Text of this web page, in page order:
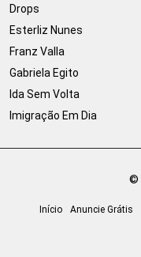
Drops
Esterliz Nunes
Franz Valla
Gabriela Egito
Ida Sem Volta
Imigração Em Dia
©
Início Anuncie Grátis